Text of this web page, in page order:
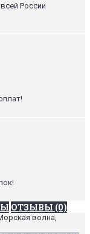
России
ОТЗЫВЫ (0)
волна,